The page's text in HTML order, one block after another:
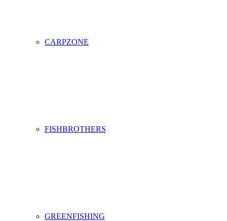
CARPZONE
FISHBROTHERS
GREENFISHING